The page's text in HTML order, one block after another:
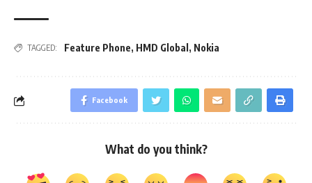
TAGGED: Feature Phone, HMD Global , Nokia
Facebook
What do you think?